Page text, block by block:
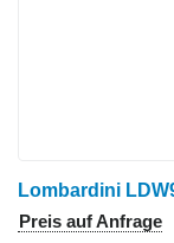
Preis auf Anfrage